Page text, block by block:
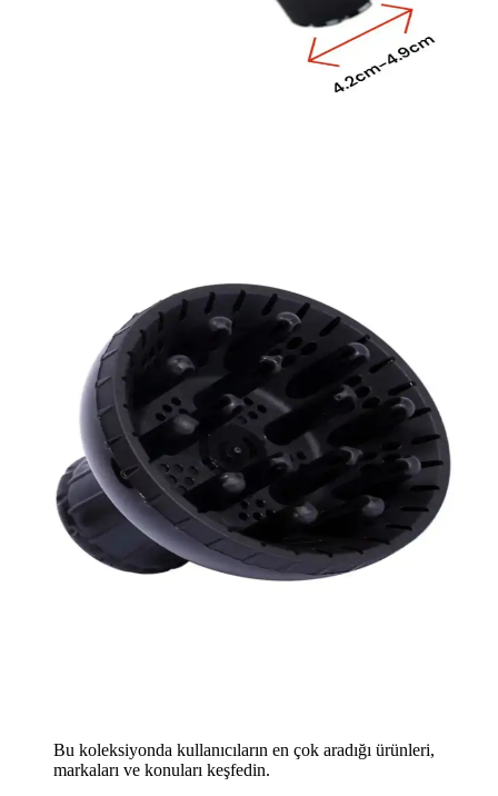
Bu koleksiyonda kullanıcıların en çok aradığı ürünleri,
markaları ve konuları keşfedin.